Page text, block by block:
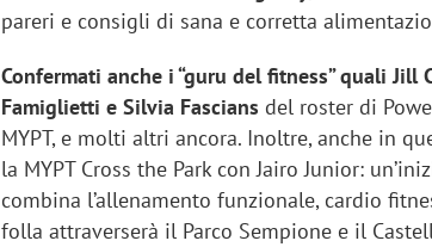
pareri e consigli di sana e corretta
Confermati anche i “guru del fitness” quali Jill
Famiglietti e Silvia Fascians del roster di
MYPT, e molti altri ancora. Inoltre, anche in
la MYPT Cross the Park con Jairo Junior:
combina l’allenamento funzionale, cardio
folla attraverserà il Parco Sempione e il